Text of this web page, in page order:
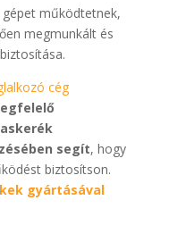
működtetnek,
megmunkált és
cég
segít, hogy
biztosítson.
gyártásával